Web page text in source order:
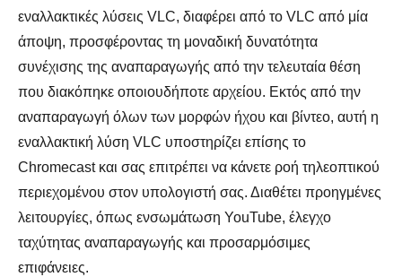
εναλλακτικές λύσεις VLC, διαφέρει από το VLC από μία
άποψη, προσφέροντας τη μοναδική δυνατότητα
συνέχισης της αναπαραγωγής από την τελευταία θέση
που διακόπηκε οποιουδήποτε αρχείου. Εκτός από την
αναπαραγωγή όλων των μορφών ήχου και βίντεο, αυτή η
εναλλακτική λύση VLC υποστηρίζει επίσης το
Chromecast και σας επιτρέπει να κάνετε ροή τηλεοπτικού
περιεχομένου στον υπολογιστή σας. Διαθέτει προηγμένες
λειτουργίες, όπως ενσωμάτωση YouTube, έλεγχο
ταχύτητας αναπαραγωγής και προσαρμόσιμες
επιφάνειες.